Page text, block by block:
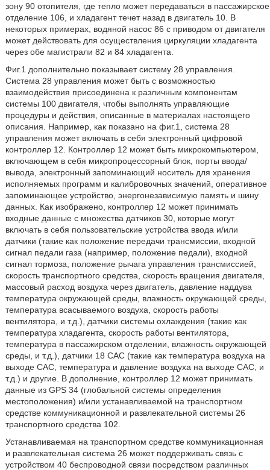
зону 90 отопителя, где тепло может передаваться в пассажирское
отделение 106, и хладагент течет назад в двигатель 10. В
некоторых примерах, водяной насос 86 с приводом от двигателя
может действовать для осуществления циркуляции хладагента
через обе магистрали 82 и 84 хладагента.
Фиг.1 дополнительно показывает систему 28 управления.
Система 28 управления может быть с возможностью
взаимодействия присоединена к различным компонентам
системы 100 двигателя, чтобы выполнять управляющие
процедуры и действия, описанные в материалах настоящего
описания. Например, как показано на фиг.1, система 28
управления может включать в себя электронный цифровой
контроллер 12. Контроллер 12 может быть микрокомпьютером,
включающем в себя микропроцессорный блок, порты ввода/
вывода, электронный запоминающий носитель для хранения
исполняемых программ и калибровочных значений, оперативное
запоминающее устройство, энергонезависимую память и шину
данных. Как изображено, контроллер 12 может принимать
входные данные с множества датчиков 30, которые могут
включать в себя пользовательские устройства ввода и/или
датчики (такие как положение передачи трансмиссии, входной
сигнал педали газа (например, положение педали), входной
сигнал тормоза, положение рычага управления трансмиссией,
скорость транспортного средства, скорость вращения двигателя,
массовый расход воздуха через двигатель, давление наддува
температура окружающей среды, влажность окружающей среды,
температура всасываемого воздуха, скорость работы
вентилятора, и т.д.), датчики системы охлаждения (такие как
температура хладагента, скорость работы вентилятора,
температура в пассажирском отделении, влажность окружающей
среды, и т.д.), датчики 18 CAC (такие как температура воздуха на
выходе CAC, температура и давление воздуха на выходе CAC, и
т.д.) и другие. В дополнение, контроллер 12 может принимать
данные из GPS 34 (глобальной системы определения
местоположения) и/или устанавливаемой на транспортном
средстве коммуникационной и развлекательной системы 26
транспортного средства 102.
Устанавливаемая на транспортном средстве коммуникационная
и развлекательная система 26 может поддерживать связь с
устройством 40 беспроводной связи посредством различных